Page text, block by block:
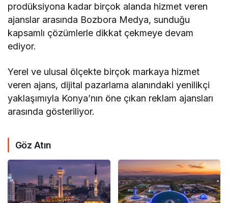
prodüksiyona kadar birçok alanda hizmet veren
ajanslar arasında Bozbora Medya, sunduğu
kapsamlı çözümlerle dikkat çekmeye devam
ediyor.
Yerel ve ulusal ölçekte birçok markaya hizmet
veren ajans, dijital pazarlama alanındaki yenilikçi
yaklaşımıyla Konya’nın öne çıkan reklam ajansları
arasında gösteriliyor.
Göz Atın